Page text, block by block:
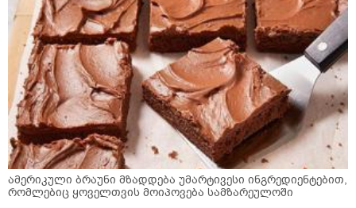
ამერიკული ბრაუნი მზადდება უმარტივესი ინგრედიენტებით,
რომლებიც ყოველთვის მოიპოვება სამზარეულოში